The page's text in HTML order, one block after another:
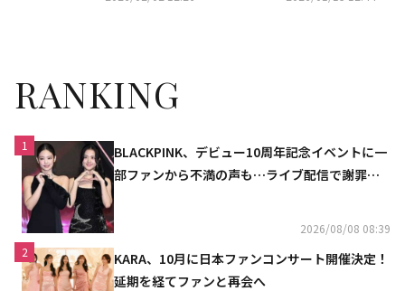
RANKING
1
BLACKPINK、デビュー10周年記念イベントに一
部ファンから不満の声も…ライブ配信で謝罪
2026/08/08 08:39
2
KARA、10月に日本ファンコンサート開催決定！
延期を経てファンと再会へ